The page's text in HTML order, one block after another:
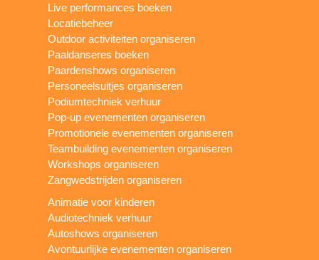
Live performances boeken
Locatiebeheer
Outdoor activiteiten organiseren
Paaldanseres boeken
Paardenshows organiseren
Personeelsuitjes organiseren
Podiumtechniek verhuur
Pop-up evenementen organiseren
Promotionele evenementen organiseren
Teambuilding evenementen organiseren
Workshops organiseren
Zangwedstrijden organiseren
Animatie voor kinderen
Audiotechniek verhuur
Autoshows organiseren
Avontuurlijke evenementen organiseren